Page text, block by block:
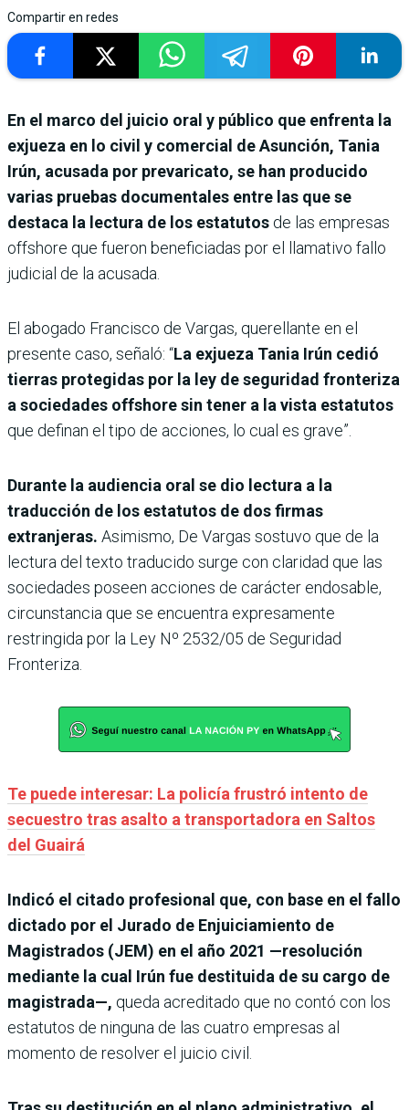
Compartir en redes
En el marco del juicio oral y público que enfrenta la
exjueza en lo civil y comercial de Asunción, Tania
Irún, acusada por prevaricato, se han producido
varias pruebas documentales entre las que se
destaca la lectura de los estatutos de las empresas
offshore que fueron beneficiadas por el llamativo fallo
judicial de la acusada.
El abogado Francisco de Vargas, querellante en el
presente caso, señaló: “La exjueza Tania Irún cedió
tierras protegidas por la ley de seguridad fronteriza
a sociedades offshore sin tener a la vista estatutos
que definan el tipo de acciones, lo cual es grave”.
Durante la audiencia oral se dio lectura a la
traducción de los estatutos de dos firmas
extranjeras. Asimismo, De Vargas sostuvo que de la
lectura del texto traducido surge con claridad que las
sociedades poseen acciones de carácter endosable,
circunstancia que se encuentra expresamente
restringida por la Ley Nº 2532/05 de Seguridad
Fronteriza.
Te puede interesar: La policía frustró intento de
secuestro tras asalto a transportadora en Saltos
del Guairá
Indicó el citado profesional que, con base en el fallo
dictado por el Jurado de Enjuiciamiento de
Magistrados (JEM) en el año 2021 —resolución
mediante la cual Irún fue destituida de su cargo de
magistrada—, queda acreditado que no contó con los
estatutos de ninguna de las cuatro empresas al
momento de resolver el juicio civil.